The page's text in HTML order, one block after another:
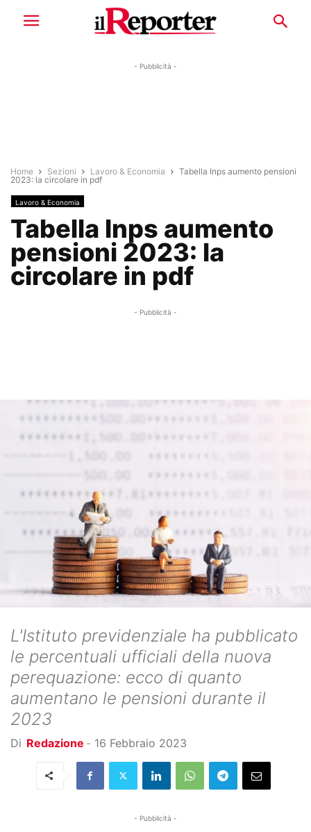
- Pubblicità -
Home Sezioni Lavoro & Economia
Tabella Inps aumento pensioni
2023: la circolare in pdf
Lavoro & Economia
Tabella Inps aumento
pensioni 2023: la
circolare in pdf
- Pubblicità -
L'Istituto previdenziale ha pubblicato
le percentuali ufficiali della nuova
perequazione: ecco di quanto
aumentano le pensioni durante il
2023
Di Redazione - 16 Febbraio 2023
- Pubblicità -